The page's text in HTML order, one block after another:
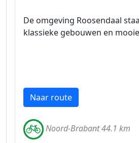
De omgeving Roosendaal
klassieke gebouwen en
Naar route
Noord-Brabant 44.1 km